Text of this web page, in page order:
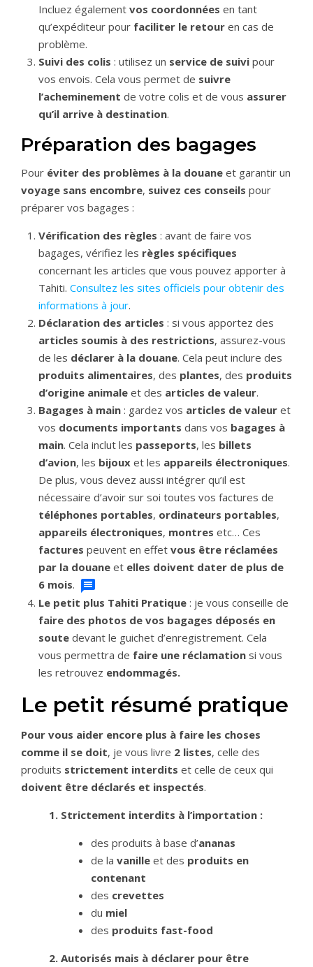
Incluez également vos coordonnées en tant
qu’expéditeur pour faciliter le retour en cas de
problème.
Suivi des colis : utilisez un service de suivi pour
vos envois. Cela vous permet de suivre
l’acheminement de votre colis et de vous assurer
qu’il arrive à destination.
Préparation des bagages
Pour éviter des problèmes à la douane et garantir un
voyage sans encombre, suivez ces conseils pour
préparer vos bagages :
Vérification des règles : avant de faire vos
bagages, vérifiez les règles spécifiques
concernant les articles que vous pouvez apporter à
Tahiti. Consultez les sites officiels pour obtenir des
informations à jour.
Déclaration des articles : si vous apportez des
articles soumis à des restrictions, assurez-vous
de les déclarer à la douane. Cela peut inclure des
produits alimentaires, des plantes, des produits
d’origine animale et des articles de valeur.
Bagages à main : gardez vos articles de valeur et
vos documents importants dans vos bagages à
main. Cela inclut les passeports, les billets
d’avion, les bijoux et les appareils électroniques.
De plus, vous devez aussi intégrer qu’il est
nécessaire d’avoir sur soi toutes vos factures de
téléphones portables, ordinateurs portables,
appareils électroniques, montres etc… Ces
factures peuvent en effet vous être réclamées
par la douane et elles doivent dater de plus de
6 mois.
Le petit plus Tahiti Pratique : je vous conseille de
faire des photos de vos bagages déposés en
soute devant le guichet d’enregistrement. Cela
vous permettra de faire une réclamation si vous
les retrouvez endommagés.
Le petit résumé pratique
Pour vous aider encore plus à faire les choses
comme il se doit, je vous livre 2 listes, celle des
produits strictement interdits et celle de ceux qui
doivent être déclarés et inspectés.
1. Strictement interdits à l’importation :
des produits à base d’ananas
de la vanille et des produits en
contenant
des crevettes
du miel
des produits fast-food
2. Autorisés mais à déclarer pour être